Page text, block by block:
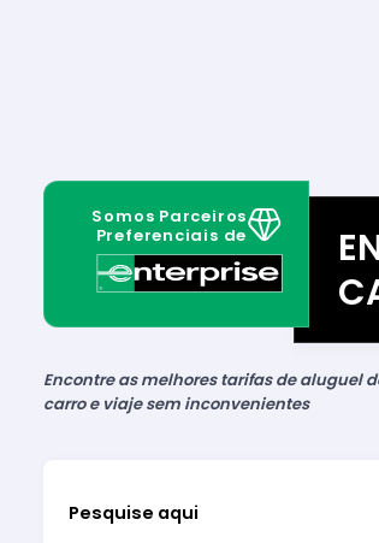
Somos Parceiros
Preferenciais de
Encontre as melhores tarifas de aluguel
carro e viaje sem inconvenientes
Pesquise aqui